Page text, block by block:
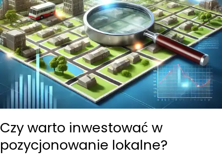
wykorzystać
bez
kombinowania?
Czy warto inwestować w
pozycjonowanie lokalne?